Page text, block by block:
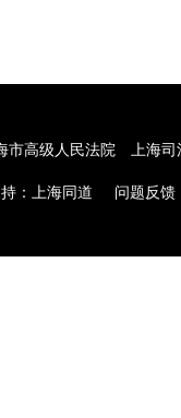
市高级人民法院
上海
： 上海同道 问题反馈